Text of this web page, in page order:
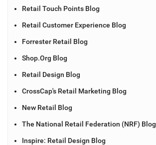
Retail Touch Points Blog
Retail Customer Experience Blog
Forrester Retail Blog
Shop.Org Blog
Retail Design Blog
CrossCap's Retail Marketing Blog
New Retail Blog
The National Retail Federation (NRF) Blog
Inspire: Retail Design Blog